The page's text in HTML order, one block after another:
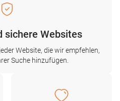
sichere Websites
Website, die wir empfehlen,
Suche hinzufügen.